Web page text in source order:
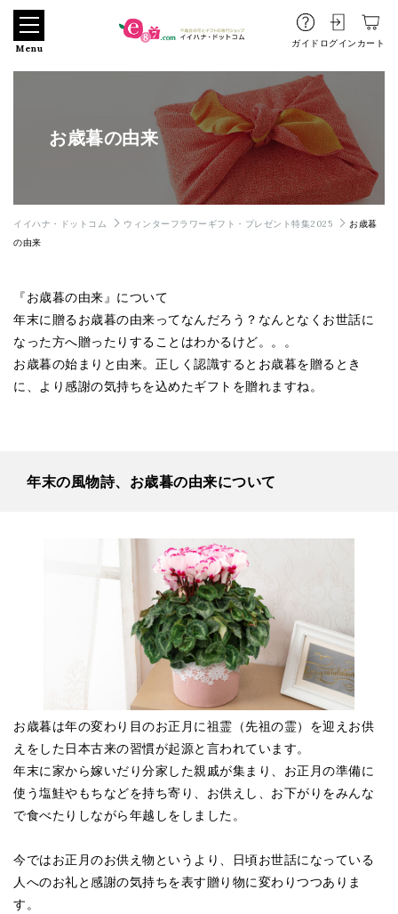
Menu ガイド ログイン カート
お歳暮の由来
イイハナ・ドットコム ウィンターフラワーギフト・プレゼント特集2025
お歳暮
の由来
『お歳暮の由来』について
年末に贈るお歳暮の由来ってなんだろう？なんとなくお世話に
なった方へ贈ったりすることはわかるけど。。。
お歳暮の始まりと由来。正しく認識するとお歳暮を贈るとき
に、より感謝の気持ちを込めたギフトを贈れますね。
年末の風物詩、お歳暮の由来について
お歳暮は年の変わり目のお正月に祖霊（先祖の霊）を迎えお供
えをした日本古来の習慣が起源と言われています。
年末に家から嫁いだり分家した親戚が集まり、お正月の準備に
使う塩鮭やもちなどを持ち寄り、お供えし、お下がりをみんな
で食べたりしながら年越しをしました。
今ではお正月のお供え物というより、日頃お世話になっている
人へのお礼と感謝の気持ちを表す贈り物に変わりつつありま
す。